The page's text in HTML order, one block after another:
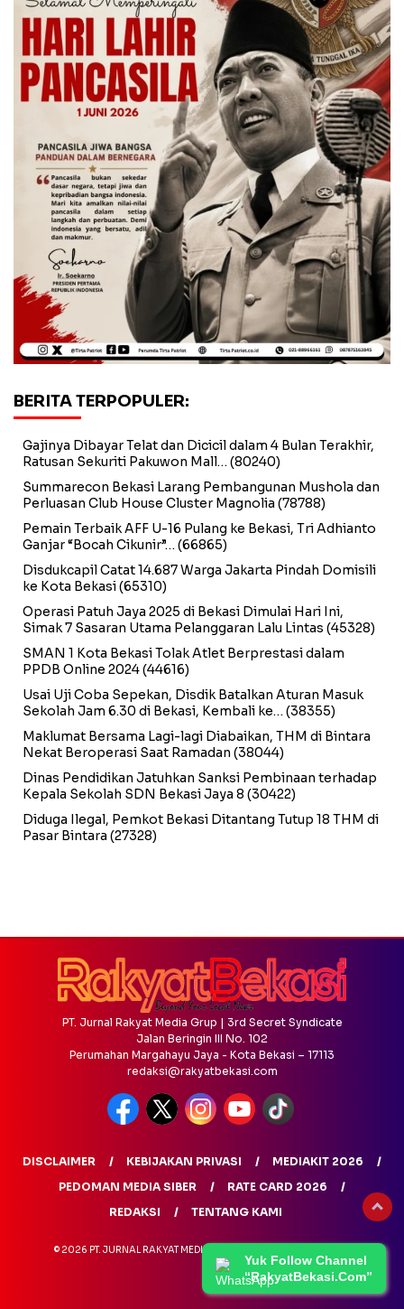
BERITA TERPOPULER:
Gajinya Dibayar Telat dan Dicicil dalam 4 Bulan Terakhir,
Ratusan Sekuriti Pakuwon Mall… (80240)
Summarecon Bekasi Larang Pembangunan Mushola dan
Perluasan Club House Cluster Magnolia (78788)
Pemain Terbaik AFF U-16 Pulang ke Bekasi, Tri Adhianto
Ganjar “Bocah Cikunir”… (66865)
Disdukcapil Catat 14.687 Warga Jakarta Pindah Domisili
ke Kota Bekasi(65310)
Operasi Patuh Jaya 2025 di Bekasi Dimulai Hari Ini,
Simak 7 Sasaran Utama Pelanggaran Lalu Lintas (45328)
SMAN 1 Kota Bekasi Tolak Atlet Berprestasi dalam
PPDB Online 2024(44616)
Usai Uji Coba Sepekan, Disdik Batalkan Aturan Masuk
Sekolah Jam 6.30 di Bekasi, Kembali ke… (38355)
Maklumat Bersama Lagi-lagi Diabaikan, THM di Bintara
Nekat Beroperasi Saat Ramadan (38044)
Dinas Pendidikan Jatuhkan Sanksi Pembinaan terhadap
Kepala Sekolah SDN Bekasi Jaya 8 (30422)
Diduga Ilegal, Pemkot Bekasi Ditantang Tutup 18 THM di
Pasar Bintara (27328)
Yuk Follow Channel
“RakyatBekasi.Com”
PT. Jurnal Rakyat Media Grup | 3rd Secret Syndicate
Jalan Beringin III No. 102
Perumahan Margahayu Jaya - Kota Bekasi – 17113
redaksi@rakyatbekasi.com
DISCLAIMER KEBIJAKAN PRIVASI
MEDIAKIT 2026
PEDOMAN MEDIA SIBER
RATE CARD 2026
REDAKSI
TENTANG KAMI
© 2026 PT. JURNAL RAKYAT MEDIA GRUP - ALL RIGHTS RESERVED